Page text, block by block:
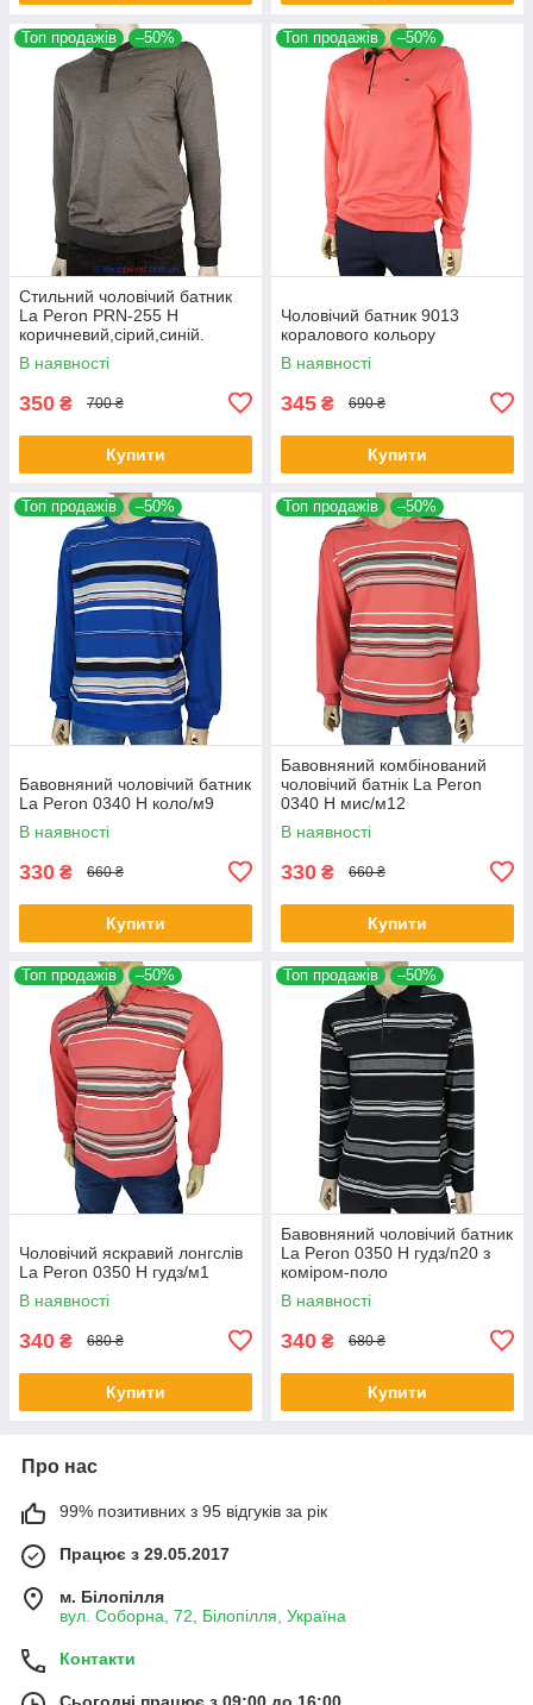
Топ продажів –50%
Стильний чоловічий батник
La Peron PRN-255 H
коричневий,сірий,синій.
В наявності
350 ₴ 700 ₴
Купити
Топ продажів –50%
Чоловічий батник 9013
коралового кольору
В наявності
345 ₴ 690 ₴
Купити
Топ продажів –50%
Бавовняний чоловічий батник
La Peron 0340 H коло/м9
В наявності
330 ₴ 660 ₴
Купити
Топ продажів –50%
Бавовняний комбінований
чоловічий батнік La Peron
0340 H мис/м12
В наявності
330 ₴ 660 ₴
Купити
Топ продажів –50%
Чоловічий яскравий лонгслів
La Peron 0350 H гудз/м1
В наявності
340 ₴ 680 ₴
Купити
Топ продажів –50%
Бавовняний чоловічий батник
La Peron 0350 H гудз/п20 з
коміром-поло
В наявності
340 ₴ 680 ₴
Купити
Про нас
99% позитивних з 95 відгуків за рік
Працює з 29.05.2017
м. Білопілля
вул. Соборна, 72, Білопілля, Україна
Контакти
Сьогодні працює з 09:00 до 16:00